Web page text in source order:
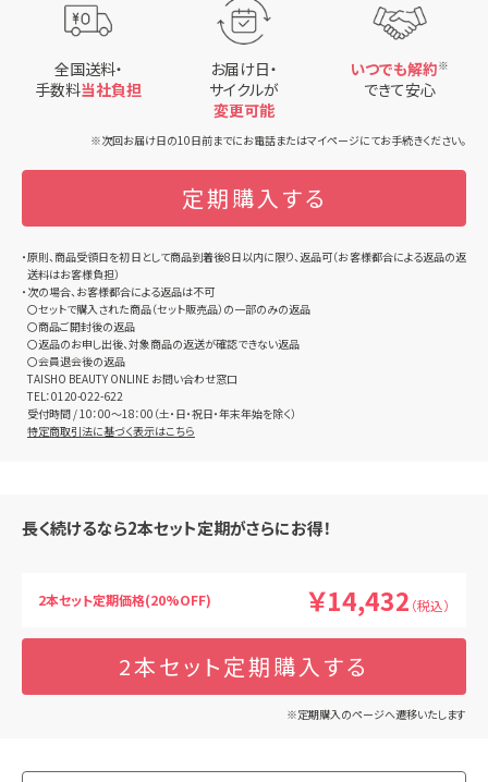
全国送料・
手数料当社負担
お届け日・
サイクルが
変更可能
いつでも解約※
できて安心
※次回お届け日の10日前までにお電話またはマイページにてお手続きください。
・原則、商品受領日を初日として商品到着後8日以内に限り、返品可（お客様都合による返品の返
送料はお客様負担）
・次の場合、お客様都合による返品は不可
〇セットで購入された商品（セット販売品）の一部のみの返品
〇商品ご開封後の返品
〇返品のお申し出後、対象商品の返送が確認できない返品
〇会員退会後の返品
TAISHO BEAUTY ONLINE お問い合わせ窓口
TEL：0120-022-622
受付時間 / 10：00～18：00（土・日・祝日・年末年始を除く）
特定商取引法に基づく表示はこちら
長く続けるなら2本セット定期がさらにお得！
2本セット定期価格(20%OFF) ￥14,432 （税込）
2本セット定期購入する
※定期購入のページへ遷移いたします